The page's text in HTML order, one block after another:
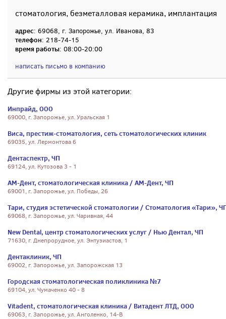
стоматология, безметалловая керамика, имплантация
адрес: 69068, г. Запорожье, ул. Иванова, 83
телефон: 218-74-15
время работы: 08:00-20:00
написать письмо в компанию
Другие фирмы из этой категории:
Инпрайд, ООО
69000, г. Запорожье, ул. Уральская 1
Виса, престиж-стоматология, сеть стоматологических клиник
69035, ул. Лермонтова 6
Дентаспектр, ЧП
69124, ул. Кутозова 3 - 1
АМ-Дент, стоматологическая клиника / АМ-Дент, ЧП
69001, г. Запорожье, ул. Победы, 26
Тари, студия эстетической стоматологии / Стоматология «Тари»,
69068, г. Запорожье, ул. Чаривная, 44
New Dental, центр стоматологических услуг / Нью Дентал, ЧП
71630, г. Днепрорудное, ул. Энтузиастов, 1
Дентаклиник, ЧП
69002, г. Запорожье, ул. Запорожская 13
Городская стоматологическая поликлиника №7
69104, ул. Чумаченко 40 - 8
Vitadent, стоматологическая клиника / Витадент ЛТД, ООО
69063, г. Запорожье, ул. Анголенко, 14-В